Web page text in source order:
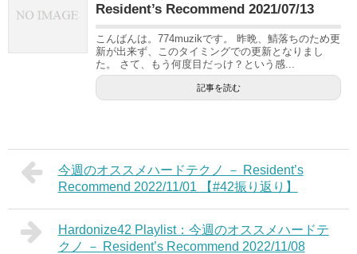
Resident’s Recommend 2021/07/13
こんばんは。774muzikです。 昨晩、鯖落ちのため更
新が出来ず、このタイミングでの更新となりまし
た。 さて、もう何度目だっけ？という感...
記事を読む
今週のオススメハードテクノ － Resident’s
Recommend 2022/11/01 【#42振り返り】
Hardonize42 Playlist：今週のオススメハードテ
クノ － Resident’s Recommend 2022/11/08